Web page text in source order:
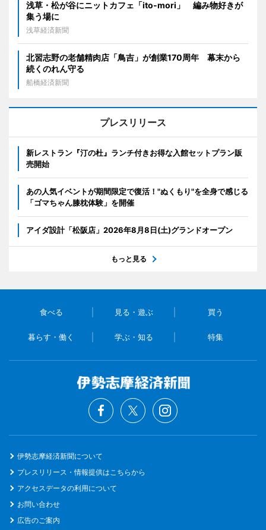
浅草・松が谷にニットカフェ「ito-mori」 編み物好きが
集う場に
浅草経済新聞
北習志野の老舗精肉店「鳥吉」が創業170周年 幕末から
続くのれん守る
船橋経済新聞
プレスリリース
新レストラン『汀の杜』ランチ付きお得な入館セットプラン販
売開始
あの人気イベントが期間限定で復活！"ぬくもり"を全身で感じる
「ゴマちゃん膝枕体験」を開催
アイダ設計「松阪店」2026年8月8日(土)グランドオープン
もっと見る
食べる 見る・遊ぶ 買う
暮らす・働く 学ぶ・知る 特集
伊勢志摩経済新聞について
プレスリリース・情報提供はこちらから
アクセスデータの利用について
お問い合わせ
広告のご案内